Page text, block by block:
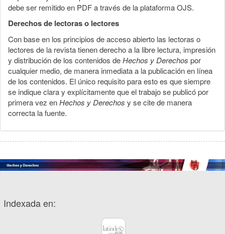
debe ser remitido en PDF a través de la plataforma OJS.
Derechos de lectoras o lectores
Con base en los principios de acceso abierto las lectoras o
lectores de la revista tienen derecho a la libre lectura, impresión
y distribución de los contenidos deHechos y Derechos por
cualquier medio, de manera inmediata a la publicación en línea
de los contenidos. El único requisito para esto es que siempre
se indique clara y explícitamente que el trabajo se publicó por
primera vez enHechos y Derechos y se cite de manera
correcta la fuente.
Indexada en: